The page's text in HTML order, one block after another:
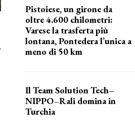
Pistoiese, un girone da
oltre 4.600 chilometri:
Varese la trasferta più
lontana, Pontedera l’unica a
meno di 50 km
Il Team Solution Tech–
NIPPO–Rali domina in
Turchia